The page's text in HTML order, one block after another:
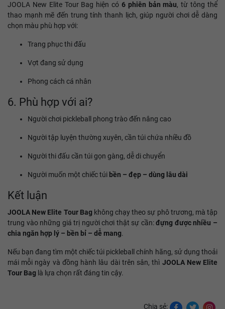
JOOLA New Elite Tour Bag hiện có 6 phiên bản màu, từ tông thể
thao mạnh mẽ đến trung tính thanh lịch, giúp người chơi dễ dàng
chọn màu phù hợp với:
Trang phục thi đấu
Vợt đang sử dụng
Phong cách cá nhân
6. Phù hợp với ai?
Người chơi pickleball phong trào đến nâng cao
Người tập luyện thường xuyên, cần túi chứa nhiều đồ
Người thi đấu cần túi gọn gàng, dễ di chuyển
Người muốn một chiếc túi bền – đẹp – dùng lâu dài
Kết luận
JOOLA New Elite Tour Bag không chạy theo sự phô trương, mà tập
trung vào những giá trị người chơi thật sự cần:đựng được nhiều –
chia ngăn hợp lý – bền bỉ – dễ mang.
Nếu bạn đang tìm một chiếc túi pickleball chính hãng, sử dụng thoải
mái mỗi ngày và đồng hành lâu dài trên sân, thì JOOLA New Elite
Tour Bag là lựa chọn rất đáng tin cậy.
Chia sẻ: